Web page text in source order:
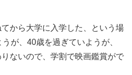
から大学に入学した、という場
が、40歳を過ぎていようが、
ないので、学割で映画鑑賞がで